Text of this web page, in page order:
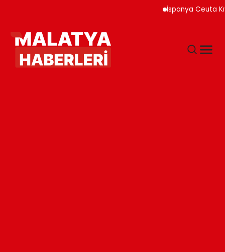
İspanya Ceuta